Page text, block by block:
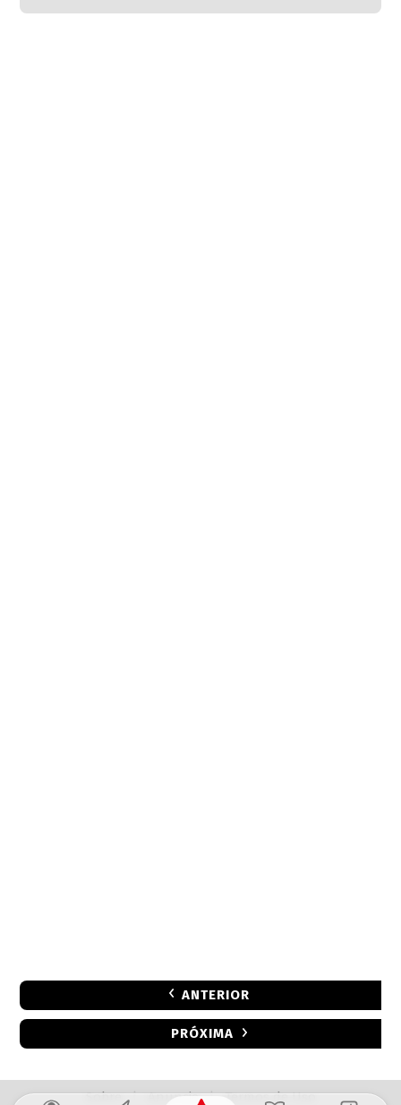
ANTERIOR
PRÓXIMA
Sobre | Anuncie | Termos de Uso